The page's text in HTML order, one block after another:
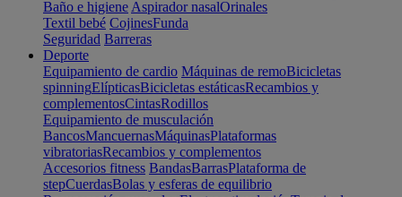
Baño e higiene Aspirador nasalOrinales
Textil bebé CojinesFunda
Seguridad Barreras
Deporte
Equipamiento de cardio Máquinas de remoBicicletas
spinningElípticasBicicletas estáticasRecambios y
complementosCintasRodillos
Equipamiento de musculación
BancosMancuernasMáquinasPlataformas
vibratoriasRecambios y complementos
Accesorios fitness BandasBarrasPlataforma de
stepCuerdasBolas y esferas de equilibrio